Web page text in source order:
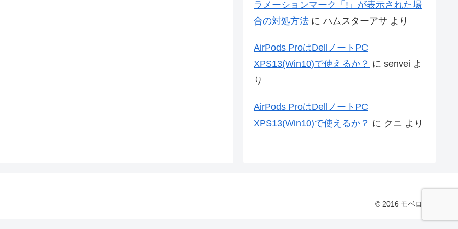
ラメーションマーク「!」が表示された場
合の対処方法 に ハムスターアサ より
AirPods ProはDellノートPC
XPS13(Win10)で使えるか？ に senvei よ
り
AirPods ProはDellノートPC
XPS13(Win10)で使えるか？ に クニ より
© 2016 モベログ.